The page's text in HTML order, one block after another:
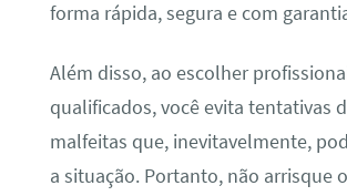
forma rápida, segura e com
Além disso, ao escolher
qualificados, você evita tentativas
malfeitas que, inevitavelmente,
a situação. Portanto, não arrisque